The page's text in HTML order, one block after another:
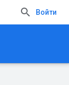
Войти